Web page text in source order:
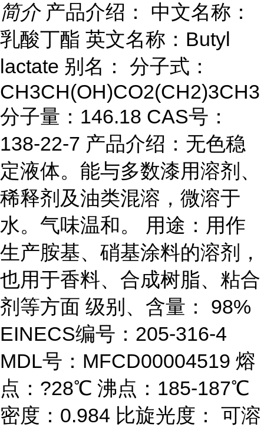
简介 产品介绍： 中文名称：
乳酸丁酯 英文名称：Butyl
lactate 别名： 分子式：
CH3CH(OH)CO2(CH2)3CH3
分子量：146.18 CAS号：
138-22-7 产品介绍：无色稳
定液体。能与多数漆用溶剂、
稀释剂及油类混溶，微溶于
水。气味温和。 用途：用作
生产胺基、硝基涂料的溶剂，
也用于香料、合成树脂、粘合
剂等方面 级别、含量： 98%
EINECS编号：205-316-4
MDL号：MFCD00004519 熔
点：?28℃ 沸点：185-187℃
密度：0.984 比旋光度： 可溶